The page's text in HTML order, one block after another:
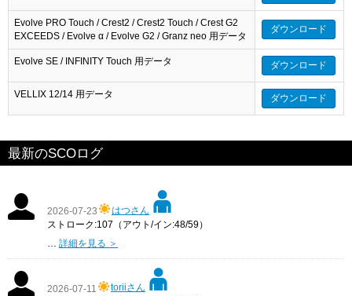
Evolve PRO Touch / Crest2 / Crest2 Touch / Crest G2
EXCEEDS / Evolve α / Evolve G2 / Granz neo 用データ
ダウンロード
Evolve SE / INFINITY Touch 用データ ダウンロード
VELLIX 12/14 用データ ダウンロード
最新のSCOログ
2026-07-23
はつさん
ストローク:107（アウト/イン:48/59）
詳細を見る ＞
2026-07-11
toriiさん